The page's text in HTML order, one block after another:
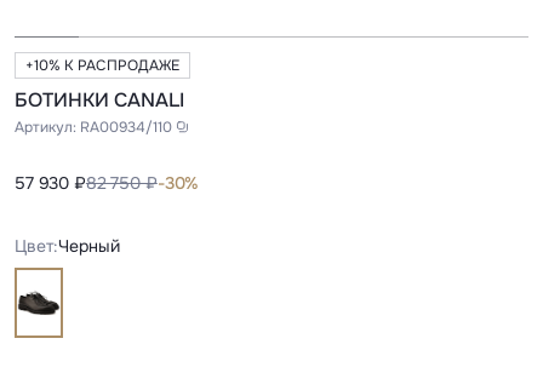
+10% К РАСПРОДАЖЕ
БОТИНКИ CANALI
Артикул: RA00934/110
57 930 ₽82 750 ₽-30%
Цвет:Черный